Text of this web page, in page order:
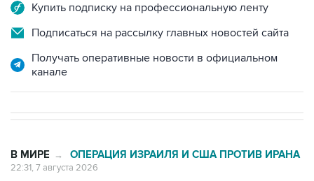
Купить подписку на профессиональную ленту
Подписаться на рассылку главных новостей сайта
Получать оперативные новости в официальном
канале
В МИРЕ → ОПЕРАЦИЯ ИЗРАИЛЯ И США ПРОТИВ ИРАНА
22:31, 7 августа 2026